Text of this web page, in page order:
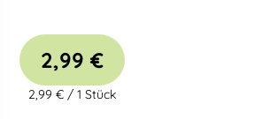
2,99 €
2,99 € /1 Stück